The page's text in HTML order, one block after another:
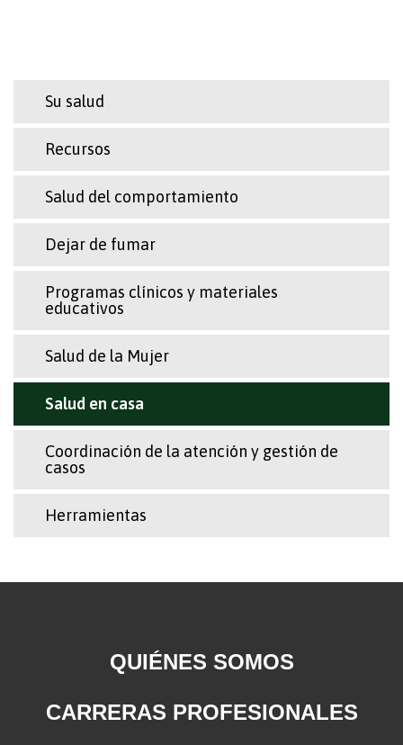
Su salud
Recursos
Salud del comportamiento
Dejar de fumar
Programas clínicos y materiales
educativos
Salud de la Mujer
Salud en casa
Coordinación de la atención y gestión de
casos
Herramientas
QUIÉNES SOMOS
CARRERAS PROFESIONALES